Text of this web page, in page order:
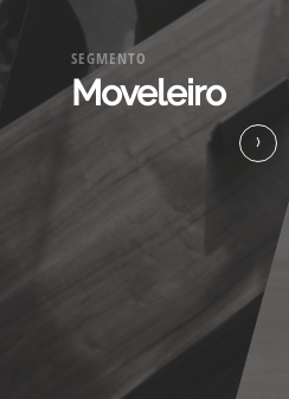
SEGMENTO
Moveleiro
›